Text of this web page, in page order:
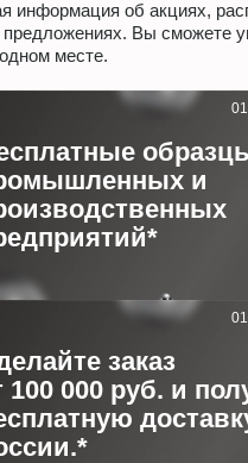
информация об акциях,
Вы сможете
месте.
и
заказ
100 000 руб. и